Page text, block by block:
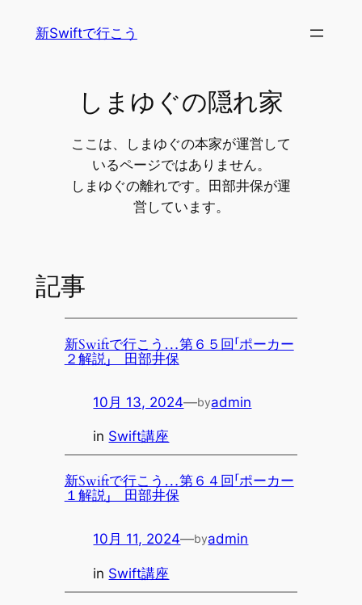
新Swiftで行こう
しまゆぐの隠れ家
ここは、しまゆぐの本家が運営して
いるページではありません。
しまゆぐの離れです。田部井保が運
営しています。
記事
新Swiftで行こう…第６５回「ポーカー
２解説」 田部井保
10月 13, 2024—byadmin
in Swift講座
新Swiftで行こう…第６４回「ポーカー
１解説」 田部井保
10月 11, 2024—byadmin
in Swift講座